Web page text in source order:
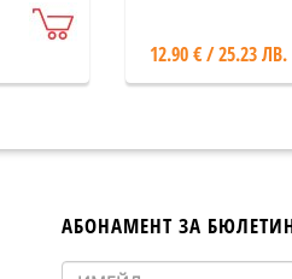
12.90 € / 25.23 ЛВ.
АБОНАМЕНТ ЗА